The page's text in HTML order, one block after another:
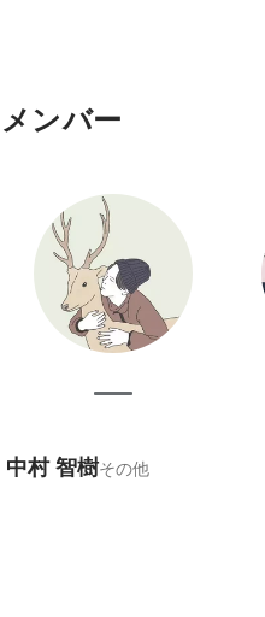
メンバー
中村 智樹その他